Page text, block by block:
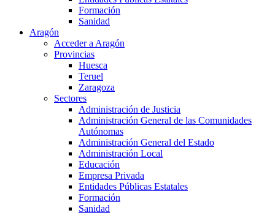
Formación
Sanidad
Aragón
Acceder a Aragón
Provincias
Huesca
Teruel
Zaragoza
Sectores
Administración de Justicia
Administración General de las Comunidades
Autónomas
Administración General del Estado
Administración Local
Educación
Empresa Privada
Entidades Públicas Estatales
Formación
Sanidad